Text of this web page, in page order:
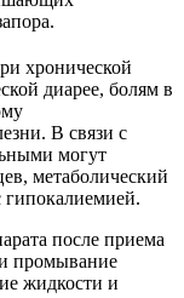
хронической
диарее, болям в
В связи с
могут
метаболический
гипокалиемией.
после приема
промывание
жидкости и